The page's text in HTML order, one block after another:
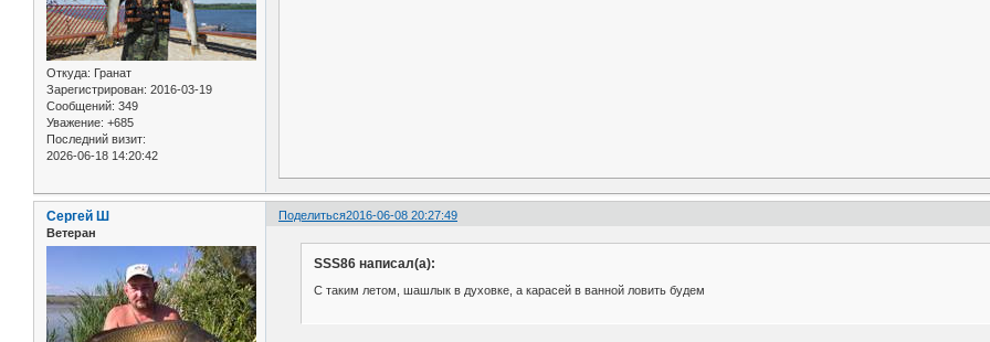
Откуда: Гранат
Зарегистрирован: 2016-03-19
Сообщений: 349
Уважение: +685
Последний визит:
2026-06-18 14:20:42
Поделиться2016-06-08 20:27:49
Сергей Ш
Ветеран
SSS86 написал(а):
С таким летом, шашлык в духовке, а карасей в ванной ловить будем